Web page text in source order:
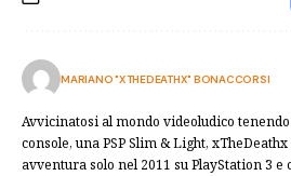
MARIANO "XTHEDEATHX" BONACCORSI
Avvicinatosi al mondo videoludico
console, una PSP Slim & Light,
avventura solo nel 2011 su PlayStation 3